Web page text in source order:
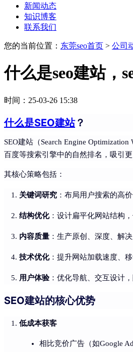
新闻动态
知识博客
联系我们
您的当前位置： 东莞seo首页 > 公司
什么是seo建站，
时间：25-03-26 15:38
什么是SEO建站？
SEO建站（Search Engine
百度等搜索引擎中的自然排名，吸引更
其核心策略包括：
关键词研究 ：布局用户搜索的高
结构优化：设计扁平化网站结构
内容质量 ：生产原创、深度、解
技术优化：提升网站加载速度、
用户体验：优化导航、交互设计，
SEO建站的核心优势
低成本获客
相比竞价广告（如Google